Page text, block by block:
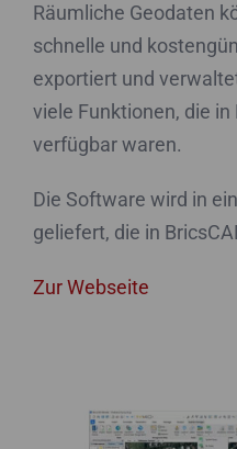
Räumliche Geodaten
schnelle und
exportiert und
viele Funktionen, die
verfügbar waren.
Die Software wird in
geliefert, die in
Zur Webseite